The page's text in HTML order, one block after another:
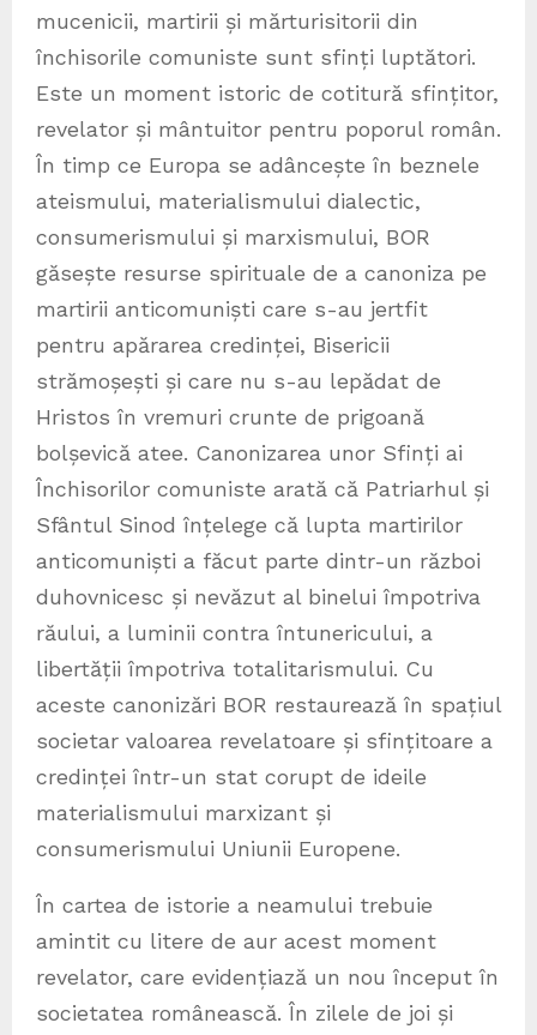
mucenicii, martirii și mărturisitorii din
închisorile comuniste sunt sfinți luptători.
Este un moment istoric de cotitură sfințitor,
revelator și mântuitor pentru poporul român.
În timp ce Europa se adâncește în beznele
ateismului, materialismului dialectic,
consumerismului și marxismului, BOR
găsește resurse spirituale de a canoniza pe
martirii anticomuniști care s-au jertfit
pentru apărarea credinței, Bisericii
strămoșești și care nu s-au lepădat de
Hristos în vremuri crunte de prigoană
bolșevică atee. Canonizarea unor Sfinți ai
Închisorilor comuniste arată că Patriarhul și
Sfântul Sinod înțelege că lupta martirilor
anticomuniști a făcut parte dintr-un război
duhovnicesc și nevăzut al binelui împotriva
răului, a luminii contra întunericului, a
libertății împotriva totalitarismului. Cu
aceste canonizări BOR restaurează în spațiul
societar valoarea revelatoare și sfințitoare a
credinței într-un stat corupt de ideile
materialismului marxizant și
consumerismului Uniunii Europene.
În cartea de istorie a neamului trebuie
amintit cu litere de aur acest moment
revelator, care evidențiază un nou început în
societatea românească. În zilele de joi și